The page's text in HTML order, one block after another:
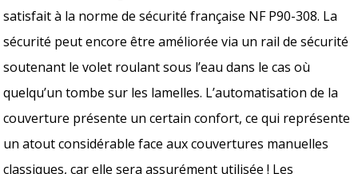
satisfait à la norme de sécurité française NF P90-308. La
sécurité peut encore être améliorée via un rail de sécurité
soutenant le volet roulant sous l’eau dans le cas où
quelqu’un tombe sur les lamelles. L’automatisation de la
couverture présente un certain confort, ce qui représente
un atout considérable face aux couvertures manuelles
classiques, car elle sera assurément utilisée ! Les